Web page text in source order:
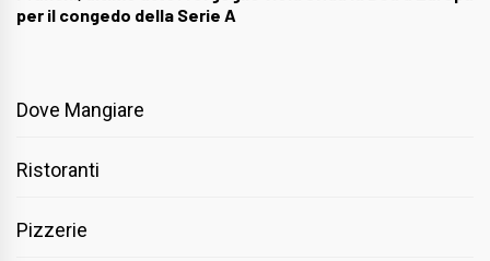
per il congedo della Serie A
Dove Mangiare
Ristoranti
Pizzerie